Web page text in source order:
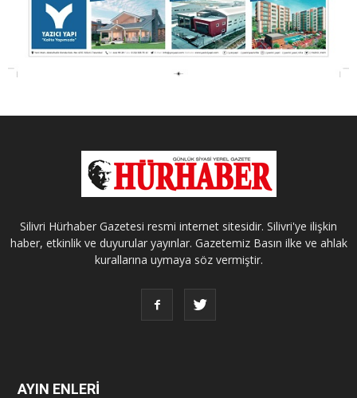
Silivri Hürhaber Gazetesi resmi internet sitesidir. Silivri'ye ilişkin
haber, etkinlik ve duyurular yayınlar. Gazetemiz Basın ilke ve ahlak
kurallarına uymaya söz vermiştir.
AYIN ENLERİ